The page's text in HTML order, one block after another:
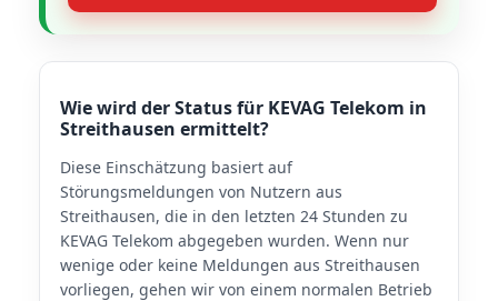
Wie wird der Status für KEVAG Telekom in
Streithausen ermittelt?
Diese Einschätzung basiert auf
Störungsmeldungen von Nutzern aus
Streithausen, die in den letzten 24 Stunden zu
KEVAG Telekom abgegeben wurden. Wenn nur
wenige oder keine Meldungen aus Streithausen
vorliegen, gehen wir von einem normalen Betrieb